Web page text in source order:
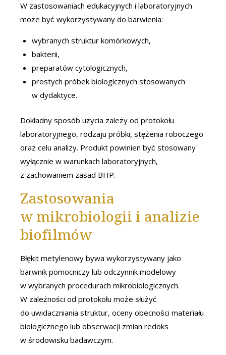
W zastosowaniach edukacyjnych i laboratoryjnych
może być wykorzystywany do barwienia:
wybranych struktur komórkowych,
bakterii,
preparatów cytologicznych,
prostych próbek biologicznych stosowanych
w dydaktyce.
Dokładny sposób użycia zależy od protokołu
laboratoryjnego, rodzaju próbki, stężenia roboczego
oraz celu analizy. Produkt powinien być stosowany
wyłącznie w warunkach laboratoryjnych,
z zachowaniem zasad BHP.
Zastosowania
w mikrobiologii i analizie
biofilmów
Błękit metylenowy bywa wykorzystywany jako
barwnik pomocniczy lub odczynnik modelowy
w wybranych procedurach mikrobiologicznych.
W zależności od protokołu może służyć
do uwidaczniania struktur, oceny obecności materiału
biologicznego lub obserwacji zmian redoks
w środowisku badawczym.